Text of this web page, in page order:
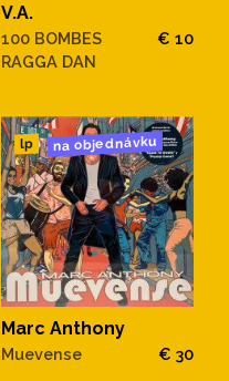
V.A.
100 BOMBES
RAGGA DAN
€ 10
lp na objednávku
Marc Anthony
Muevense € 30